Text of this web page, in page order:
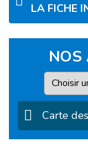
LA FICHE
NOS
Pays
Carte